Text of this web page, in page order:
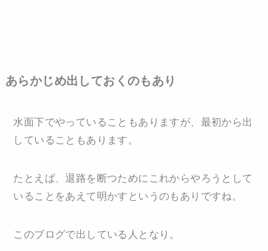
あらかじめ出しておくのもあり
水面下でやっていることもありますが、最初から出
していることもあります。
たとえば、退路を断つためにこれからやろうとして
いることをあえて明かすというのもありですね。
このブログで出している人となり。